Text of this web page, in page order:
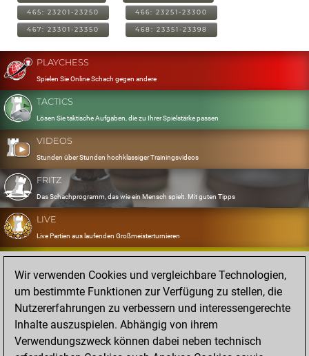
465: 23201-23250 466: 23251-23300
467: 23301-23350 468: 23351-23398
PLAYCHESS
Spielen Sie Online Schach gegen andere
TACTICS
Lösen Sie taktische Aufgaben, die zu Ihrer Spielstärke passen
VIDEOS
Stunden über Stunden hochklassiger Trainingsvideos
FRITZ
Das Schachprogramm, das wie ein Mensch spielt. Mit guten Tipps
LIVE
Live Partien aus laufenden Großmeisterturnieren
OPENINGS
Erfassen und Üben Sie Ihr Eröffnungsrepertoire
DATABASE
Acht Millionen starke Partien
MYGAMES
Speichern und analysieren Sie eigene Partien in der Cloud
Wir verwenden Cookies und vergleichbare Technologien,
um bestimmte Funktionen zur Verfügung zu stellen, die
Nutzererfahrungen zu verbessern und interessengerechte
Inhalte auszuspielen. Abhängig von ihrem
Verwendungszweck können dabei neben technisch